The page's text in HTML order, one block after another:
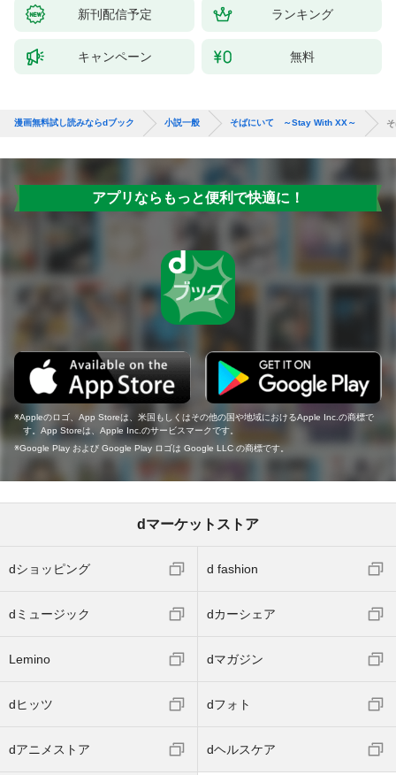
新刊配信予定 ランキング
キャンペーン 無料
漫画無料試し読みならdブック 小説一般 そばにいて ～Stay With XX～
アプリならもっと便利で快適に！
Appleのロゴ、App Storeは、米国もしくはその他の国や地域におけるApple Inc.の商標で
す。App Storeは、Apple Inc.のサービスマークです。
Google Play および Google Play ロゴは Google LLC の商標です。
dマーケットストア
dショッピング d fashion
dミュージック dカーシェア
Lemino dマガジン
dヒッツ dフォト
dアニメストア dヘルスケア